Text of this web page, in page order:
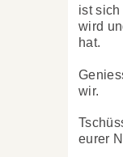
ist sich
wird
hat.
wir.
eurer